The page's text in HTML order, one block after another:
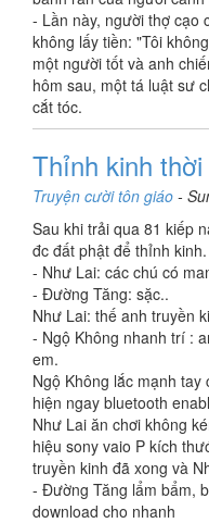
- Lần này, người thợ cạo
không lấy tiền: "Tôi
một người tốt và anh
hôm sau, một tá luật sư
cắt tóc.
Thỉnh kinh
Truyện cười tôn giáo -
Sau khi trải qua 81 kiếp
đc đất phật để thỉnh
- Như Lai: các chú có
- Đường Tăng: sặc..
Như Lai: thế anh truyền
- Ngộ Không nhanh trí :
em.
Ngộ Không lắc mạnh
hiện ngay bluetooth
Như Lai ăn chơi không
hiệu sony vaio P kích
truyền kinh đã xong và
- Đường Tăng lẩm bẩm,
download cho nhanh